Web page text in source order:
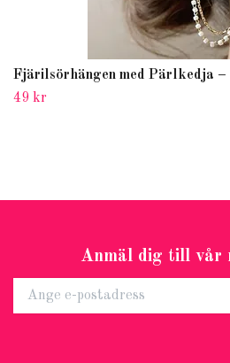
Fjärilsörhängen med Pärlkedja
49 kr
Anmäl dig till vår